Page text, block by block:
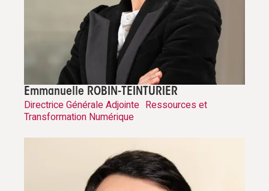
Emmanuelle ROBIN-TEINTURIER
Directrice Générale Adjointe Ressources et
Transformation Numérique